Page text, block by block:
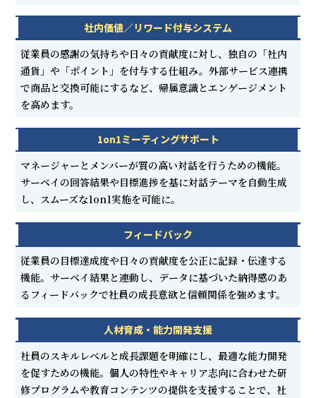
社内価値／リワード付与システム
従業員の感謝の気持ちや日々の貢献度に対し、独自の「社内
通貨」や「ポイント」を付与する仕組み。外部サービス連携
で商品と交換可能にするなど、帰属意識とエンゲージメント
を高めます。
1on1ミーティングサポート
マネージャーとメンバーが質の高い対話を行うための機能。
サーベイの回答結果や目標進捗を基に対話テーマを自動生成
し、スムーズな1on1実施を可能に。
フィードバック
従業員の目標達成度や日々の貢献度を公正に記録・伝達する
機能。サーベイ結果と連動し、データに基づいた納得感のあ
るフィードバックで社員の成長意欲と信頼関係を強めます。
人材育成・能力開発支援
社員のスキルレベルと成長課題を明確にし、最適な能力開発
を促すための機能。個人の特性やキャリア志向に合わせた研
修プログラムや教育コンテンツの提供を支援することで、社